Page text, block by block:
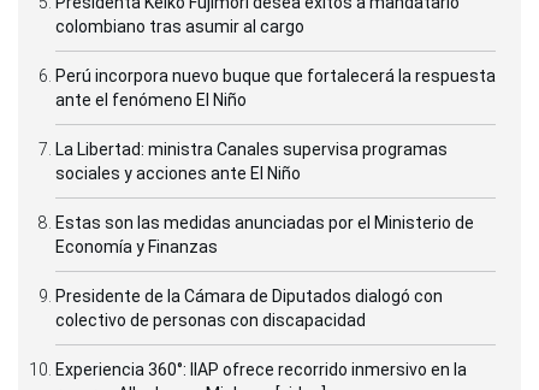
colombiano tras asumir al cargo
Perú incorpora nuevo buque que fortalecerá la respuesta
ante el fenómeno El Niño
La Libertad: ministra Canales supervisa programas
sociales y acciones ante El Niño
Estas son las medidas anunciadas por el Ministerio de
Economía y Finanzas
Presidente de la Cámara de Diputados dialogó con
colectivo de personas con discapacidad
Experiencia 360°: IIAP ofrece recorrido inmersivo en la